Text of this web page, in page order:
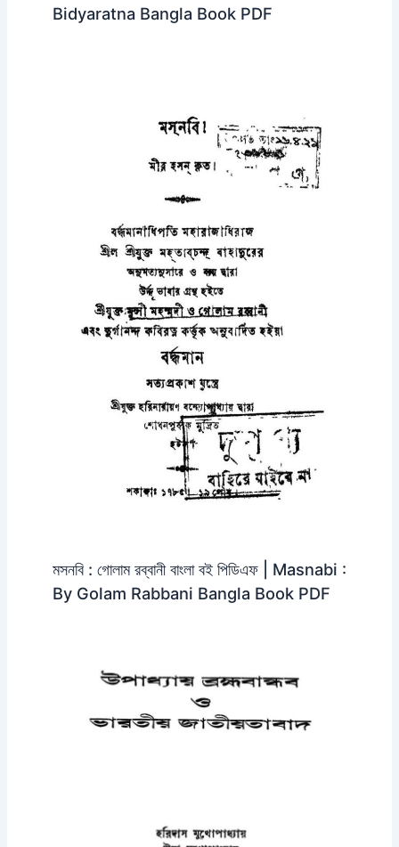
Bidyaratna Bangla Book PDF
মসনবি : গোলাম রব্বানী বাংলা বই পিডিএফ | Masnabi :
By Golam Rabbani Bangla Book PDF